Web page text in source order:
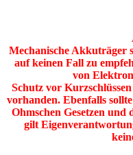
Mechanische Akkuträger
auf keinen Fall zu
von
Schutz vor
vorhanden. Ebenfalls
Ohmschen Gesetzen
gilt